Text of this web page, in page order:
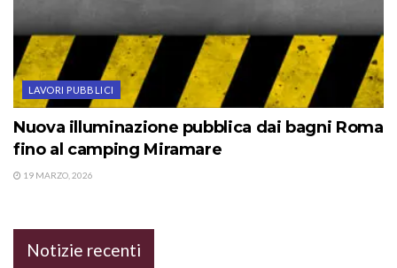
LAVORI PUBBLICI
Nuova illuminazione pubblica dai bagni Roma
fino al camping Miramare
19 MARZO, 2026
Notizie recenti